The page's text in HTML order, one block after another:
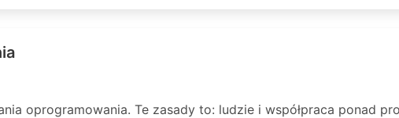
oprogramowania. Te zasady to: ludzie i współpraca ponad